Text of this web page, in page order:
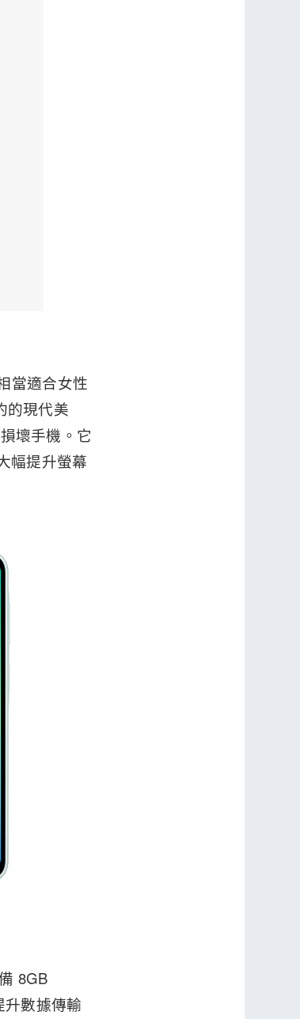
當適合女性
的現代美
壞手機。它
幅提升螢幕
8GB
升數據傳輸